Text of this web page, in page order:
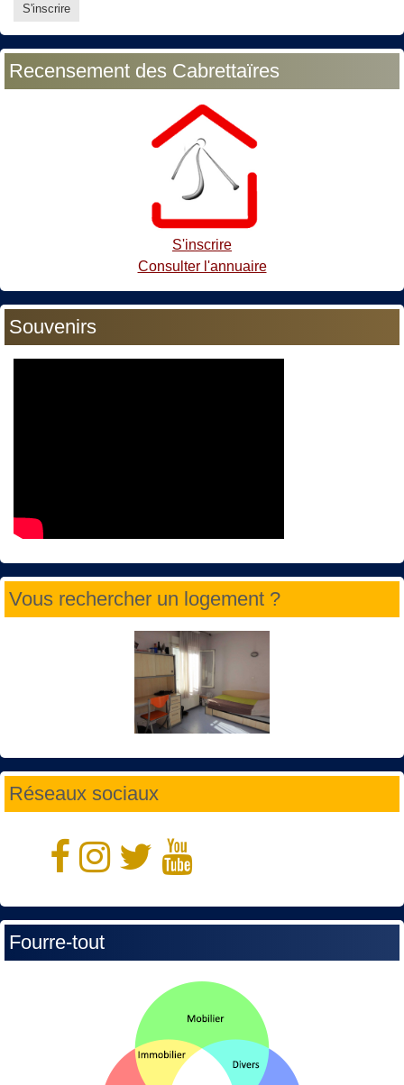
Recensement des Cabrettaïres
S'inscrire
Consulter l'annuaire
Souvenirs
Vous rechercher un logement ?
Réseaux sociaux
Fourre-tout